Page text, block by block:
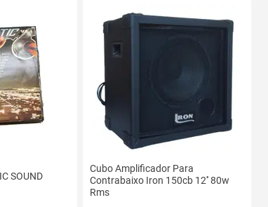
SOUND
Cubo Amplificador Para
Contrabaixo Iron 150cb 12'' 80w
Rms